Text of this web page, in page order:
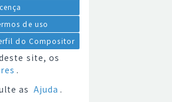
de uso
do Compositor
site, os
.
as Ajuda .